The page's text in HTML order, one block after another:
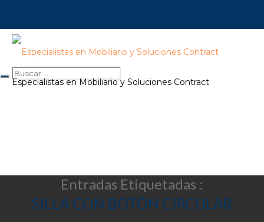
Especialistas en Mobiliario y Soluciones Contract
Entradas Etiquetadas :
SILLA CON BOTÓN CIRCULAR